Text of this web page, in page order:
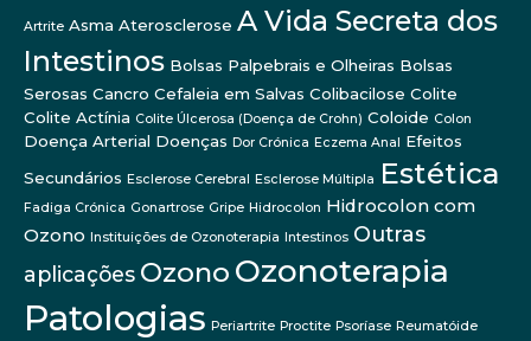
Artrite Asma Aterosclerose A Vida Secreta dos
Intestinos Bolsas Palpebrais e Olheiras Bolsas
Serosas Cancro Cefaleia em Salvas Colibacilose Colite
Colite Actínia Colite Úlcerosa (Doença de Crohn) Coloide Colon
Doença Arterial Doenças Dor Crónica Eczema Anal Efeitos
Secundários Esclerose Cerebral Esclerose Múltipla Estética
Fadiga Crónica Gonartrose Gripe Hidrocolon Hidrocolon com
Ozono Instituições de Ozonoterapia Intestinos Outras
aplicações Ozono Ozonoterapia
Patologias Periartrite Proctite Psoríase Reumatóide